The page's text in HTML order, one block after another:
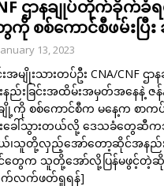
ဌာနချုပ်တိုက်ခိုက်ခံ
ကို စစ်ကောင်စီဖမ်းပ
13, 2023
းအမျိုးသားတပ်ဦး CNA/
နည်းခြင်းအထိမ်းအမှတ်အနေနဲ့
ကို စစ်ကောင်စီက မနေ့က စာက
ခေါ်သွားတယ်လို့ ဒေသခံတွေဆီက
သူတို့လှည့်အော်တော့ဆိုင်အနည်းင
တွေက သူတို့အော်လို့ပြန်မဖွင့်တဲ့
လက်ဖတ်ရှုရန်]